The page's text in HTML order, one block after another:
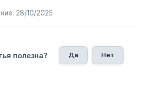
28/10/2025
полезна? Да Нет